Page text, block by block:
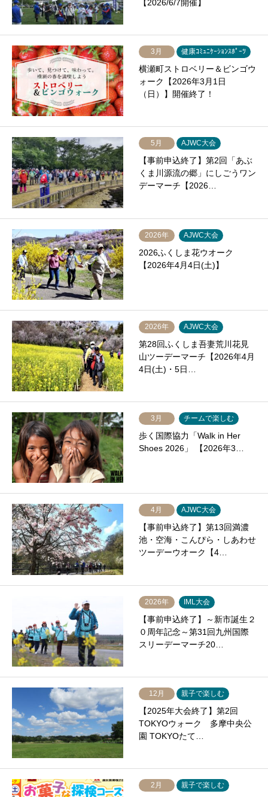
【2026/6/7開催】
3月 健康ｺﾐｭﾆｹｰｼｮﾝｽﾎﾟｰﾂ
横瀬町ストロベリー＆ビンゴウ
ォーク【2026年3月1日
（日）】開催終了！
5月 AJWC大会
【事前申込終了】第2回「あぶ
くま川源流の郷」にしごうワン
デーマーチ【2026…
2026年 AJWC大会
2026ふくしま花ウオーク
【2026年4月4日(土)】
2026年 AJWC大会
第28回ふくしま吾妻荒川花見
山ツーデーマーチ【2026年4月
4日(土)・5日…
3月 チームで楽しむ
歩く国際協力「Walk in Her
Shoes 2026」 【2026年3…
4月 AJWC大会
【事前申込終了】第13回満濃
池・空海・こんぴら・しあわせ
ツーデーウオーク【4…
2026年 IML大会
【事前申込終了】～新市誕生２
０周年記念～第31回九州国際
スリーデーマーチ20…
12月 親子で楽しむ
【2025年大会終了】第2回
TOKYOウォーク 多摩中央公
園 TOKYOたて…
2月 親子で楽しむ